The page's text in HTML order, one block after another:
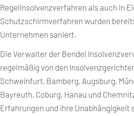
Regelinsolvenzverfahren als auch in
Schutzschirmverfahren wurden
Unternehmen saniert.
Die Verwalter der Bendel
regelmäßig von den
Schweinfurt, Bamberg, Augsburg,
Bayreuth, Coburg, Hanau und
Erfahrungen und ihre Unabhängigkeit